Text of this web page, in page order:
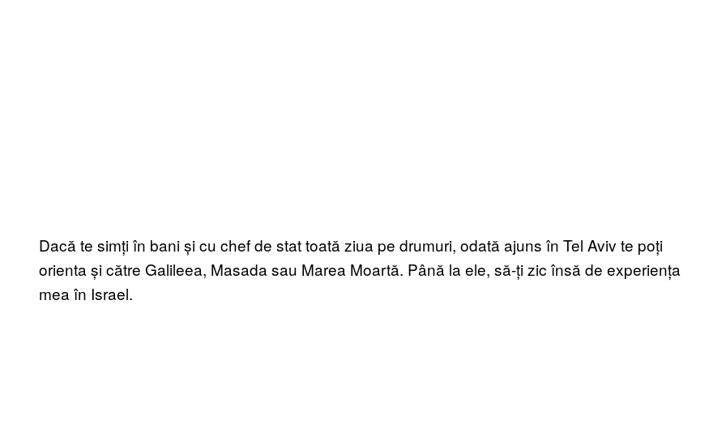
Dacă te simți în bani și cu chef de stat toată ziua pe drumuri, odată ajuns în Tel Aviv te poți
orienta și către Galileea, Masada sau Marea Moartă. Până la ele, să-ți zic însă de experiența
mea în Israel.